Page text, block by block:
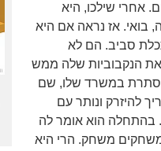
אחרי שילכו, היא
בואי. אז נראה אם היא
סביב. הם לא
את הנקבוביות שלה ממש
במשרד שלו, שם
להיזרק ונותר עם
בהתחלה הוא אומר לה
משחק. הרי היא